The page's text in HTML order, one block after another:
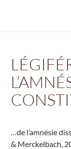
…de l’amnésie
& Merckelbach,